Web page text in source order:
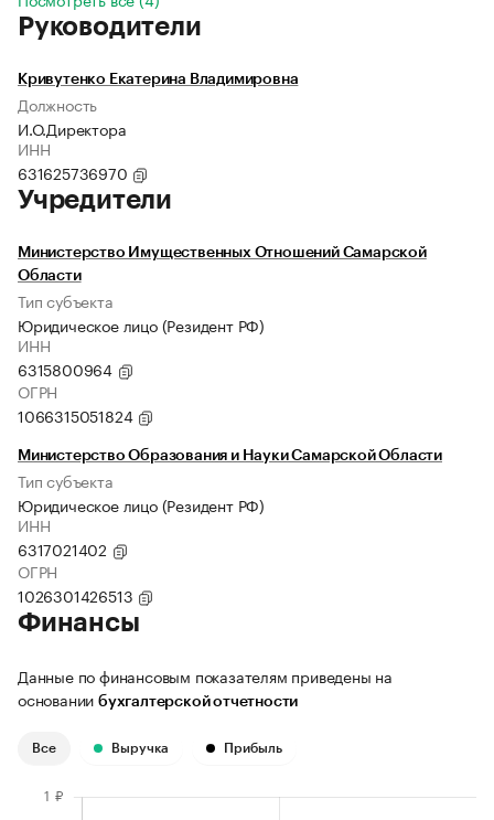
Руководители
Кривутенко Екатерина Владимировна
Должность
И.О.Директора
ИНН
631625736970
Учредители
Министерство Имущественных Отношений Самарской
Области
Тип субъекта
Юридическое лицо (Резидент РФ)
ИНН
6315800964
ОГРН
1066315051824
Министерство Образования и Науки Самарской Области
Тип субъекта
Юридическое лицо (Резидент РФ)
ИНН
6317021402
ОГРН
1026301426513
Финансы
Данные по финансовым показателям приведены на
основании бухгалтерской отчетности
Все Выручка Прибыль